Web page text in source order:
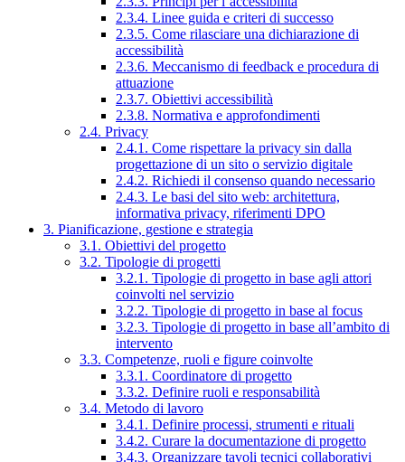
2.3.4. Linee guida e criteri di successo
2.3.5. Come rilasciare una dichiarazione di
accessibilità
2.3.6. Meccanismo di feedback e procedura di
attuazione
2.3.7. Obiettivi accessibilità
2.3.8. Normativa e approfondimenti
2.4. Privacy
2.4.1. Come rispettare la privacy sin dalla
progettazione di un sito o servizio digitale
2.4.2. Richiedi il consenso quando necessario
2.4.3. Le basi del sito web: architettura,
informativa privacy, riferimenti DPO
3. Pianificazione, gestione e strategia
3.1. Obiettivi del progetto
3.2. Tipologie di progetti
3.2.1. Tipologie di progetto in base agli attori
coinvolti nel servizio
3.2.2. Tipologie di progetto in base al focus
3.2.3. Tipologie di progetto in base all’ambito di
intervento
3.3. Competenze, ruoli e figure coinvolte
3.3.1. Coordinatore di progetto
3.3.2. Definire ruoli e responsabilità
3.4. Metodo di lavoro
3.4.1. Definire processi, strumenti e rituali
3.4.2. Curare la documentazione di progetto
3.4.3. Organizzare tavoli tecnici collaborativi